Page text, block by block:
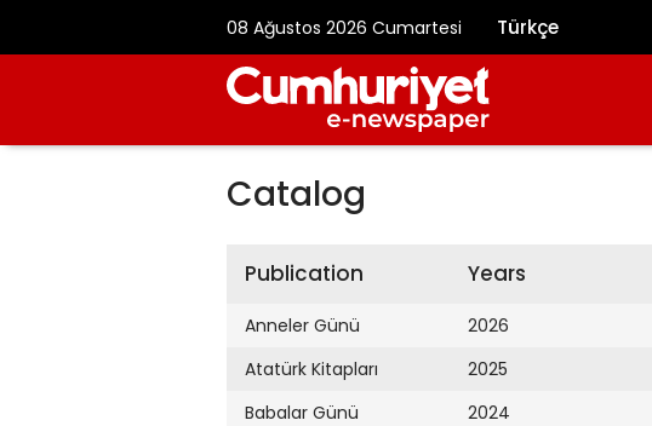
08 Ağustos 2026 Cumartesi Türkçe
Catalog
Publication
Anneler Günü
Atatürk Kitapları
Babalar Günü
Years
2026
2025
2024